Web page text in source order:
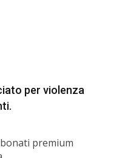
per violenza
premium